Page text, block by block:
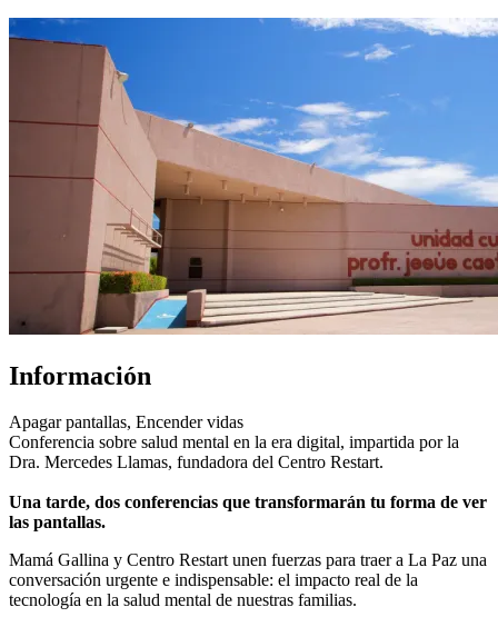
Información
Apagar pantallas, Encender vidas
Conferencia sobre salud mental en la era digital, impartida por la
Dra. Mercedes Llamas, fundadora del Centro Restart.
Una tarde, dos conferencias que transformarán tu forma de ver
las pantallas.
Mamá Gallina y Centro Restart unen fuerzas para traer a La Paz una
conversación urgente e indispensable: el impacto real de la
tecnología en la salud mental de nuestras familias.